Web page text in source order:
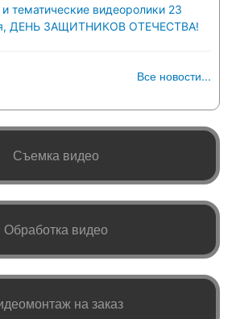
тематические видеоролики 23
ДЕНЬ ЗАЩИТНИКОВ ОТЕЧЕСТВА!
Все новости...
Съемка видео
Обработка видео
на заказ